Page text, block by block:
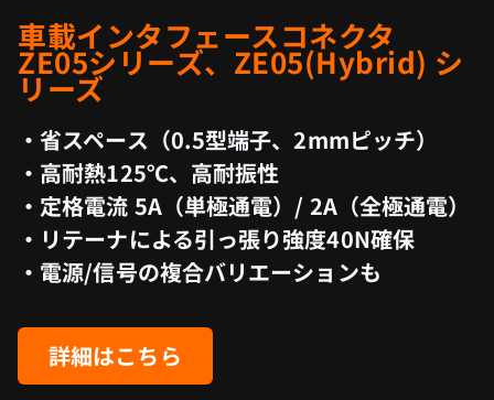
車載インタフェースコネクタ
ZE05シリーズ、ZE05(Hybrid) シ
リーズ
・省スペース（0.5型端子、2mmピッチ）
・高耐熱125℃、高耐振性
・定格電流 5A（単極通電）/ 2A（全極通電）
・リテーナによる引っ張り強度40N確保
・電源/信号の複合バリエーションも
詳細はこちら